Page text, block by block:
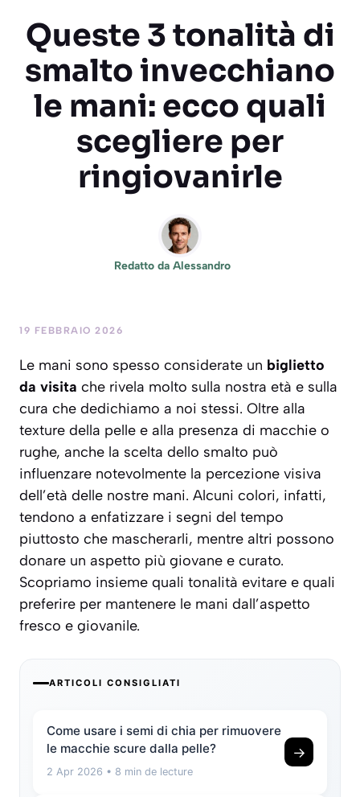
Queste 3 tonalità di
smalto invecchiano
le mani: ecco quali
scegliere per
ringiovanirle
Redatto da Alessandro
19 FEBBRAIO 2026
Le mani sono spesso considerate un biglietto
da visita che rivela molto sulla nostra età e sulla
cura che dedichiamo a noi stessi. Oltre alla
texture della pelle e alla presenza di macchie o
rughe, anche la scelta dello smalto può
influenzare notevolmente la percezione visiva
dell’età delle nostre mani. Alcuni colori, infatti,
tendono a enfatizzare i segni del tempo
piuttosto che mascherarli, mentre altri possono
donare un aspetto più giovane e curato.
Scopriamo insieme quali tonalità evitare e quali
preferire per mantenere le mani dall’aspetto
fresco e giovanile.
ARTICOLI CONSIGLIATI
Come usare i semi di chia per rimuovere
le macchie scure dalla pelle?
2 Apr 2026 • 8 min de lecture
→